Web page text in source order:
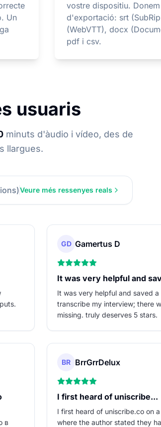
Un
vostre dispositiu.
d'exportació: srt
(WebVTT), docx
pdf i csv.
usuaris
minuts d'àudio i vídeo, des de
llargues.
Veure més ressenyes reals
GD Gamertus D
It was very helpful and
It was very helpful and saved
transcribe my interview; there
missing. truly deserves 5 stars.
в
BR BrrGrrDelux
I first heard of uniscribe...
I first heard of uniscribe.co on
where the author stated they